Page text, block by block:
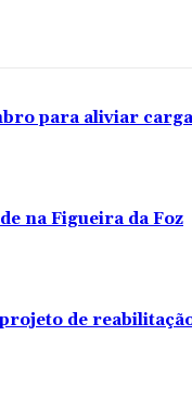
para aliviar
na Figueira da Foz
de